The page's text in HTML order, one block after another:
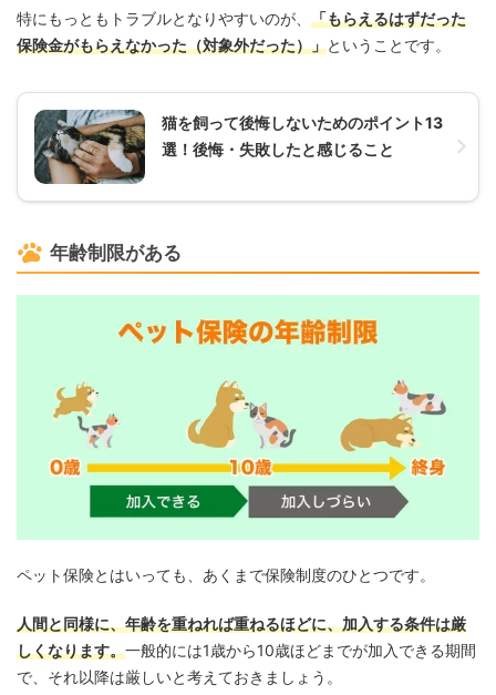
特にもっともトラブルとなりやすいのが、 「もらえるはずだった
保険金がもらえなかった（対象外だった）」ということです。
猫を飼って後悔しないためのポイント13
選！後悔・失敗したと感じること
年齢制限がある
ペット保険とはいっても、あくまで保険制度のひとつです。
人間と同様に、年齢を重ねれば重ねるほどに、加入する条件は厳
しくなります。一般的には1歳から10歳ほどまでが加入できる期間
で、それ以降は厳しいと考えておきましょう。